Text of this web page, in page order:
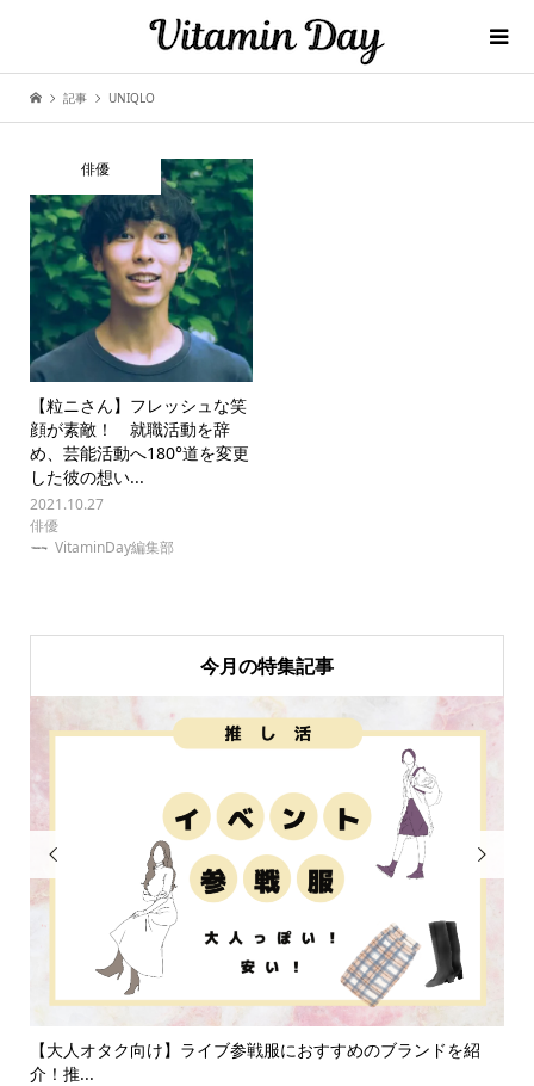
記事 UNIQLO
俳優
【粒ニさん】フレッシュな笑
顔が素敵！ 就職活動を辞
め、芸能活動へ180°道を変更
した彼の想い...
2021.10.27
俳優
VitaminDay編集部
今月の特集記事

【大人オタク向け】ライブ参戦服におすすめのブランドを紹
介！推...
